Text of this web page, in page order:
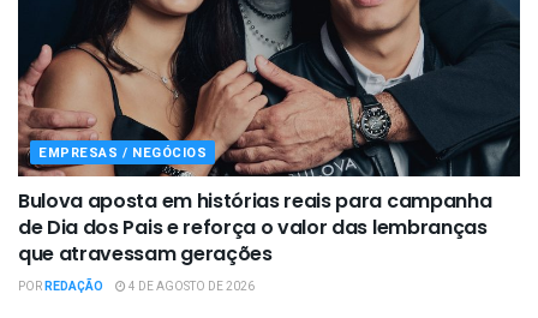
EMPRESAS / NEGÓCIOS
Bulova aposta em histórias reais para campanha
de Dia dos Pais e reforça o valor das lembranças
que atravessam gerações
PORREDAÇÃO 4 DE AGOSTO DE 2026